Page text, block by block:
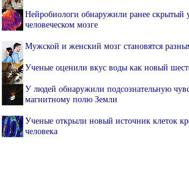
Нейробиологи обнаружили ранее скрытый
человеческом мозге
Мужской и женский мозг становятся
Ученые оценили вкус воды как новый
У людей обнаружили подсознательную
магнитному полю Земли
Ученые открыли новый источник клеток
человека